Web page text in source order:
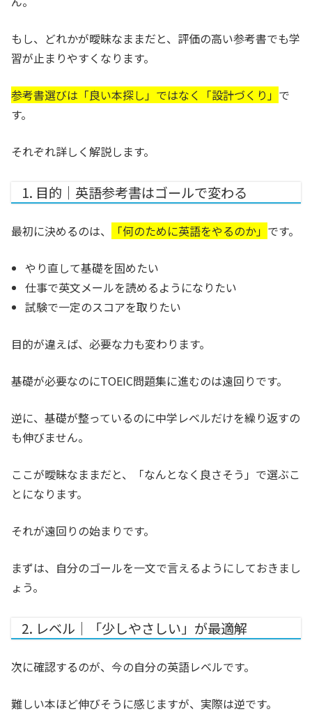
もし、どれかが曖昧なままだと、評価の高い参考書でも学
習が止まりやすくなります。
参考書選びは「良い本探し」ではなく「設計づくり」 で
す。
それぞれ詳しく解説します。
1. 目的｜英語参考書はゴールで変わる
最初に決めるのは、 「何のために英語をやるのか」 です。
やり直して基礎を固めたい
仕事で英文メールを読めるようになりたい
試験で一定のスコアを取りたい
目的が違えば、必要な力も変わります。
基礎が必要なのにTOEIC問題集に進むのは遠回りです。
逆に、基礎が整っているのに中学レベルだけを繰り返すの
も伸びません。
ここが曖昧なままだと、「なんとなく良さそう」で選ぶこ
とになります。
それが遠回りの始まりです。
まずは、自分のゴールを一文で言えるようにしておきまし
ょう。
2. レベル｜「少しやさしい」が最適解
次に確認するのが、今の自分の英語レベルです。
難しい本ほど伸びそうに感じますが、実際は逆です。